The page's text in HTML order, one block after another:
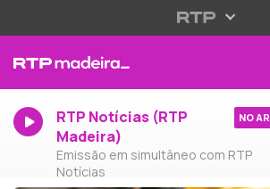
RTP Notícias (RTP
Madeira)
Emissão em simultâneo com RTP
Notícias
NO AR